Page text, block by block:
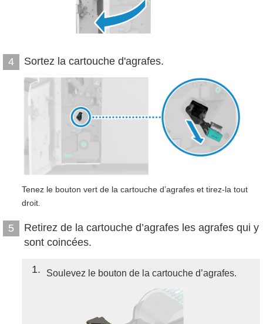
4 Sortez la cartouche d'agrafes.
Tenez le bouton vert de la cartouche d’agrafes et tirez-la tout
droit.
5
Retirez de la cartouche d’agrafes les agrafes qui y
sont coincées.
1 Soulevez le bouton de la cartouche d’agrafes.